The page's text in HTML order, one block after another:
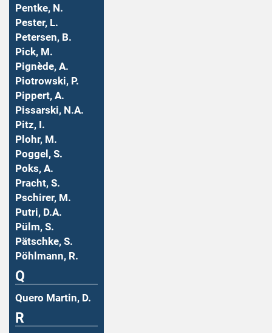
Pentke, N.
Pester, L.
Petersen, B.
Pick, M.
Pignède, A.
Piotrowski, P.
Pippert, A.
Pissarski, N.A.
Pitz, I.
Plohr, M.
Poggel, S.
Poks, A.
Pracht, S.
Pschirer, M.
Putri, D.A.
Pülm, S.
Pätschke, S.
Pöhlmann, R.
Q
Quero Martin, D.
R